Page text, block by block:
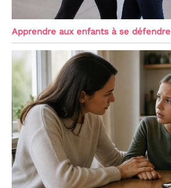
Apprendre aux enfants à se défendre